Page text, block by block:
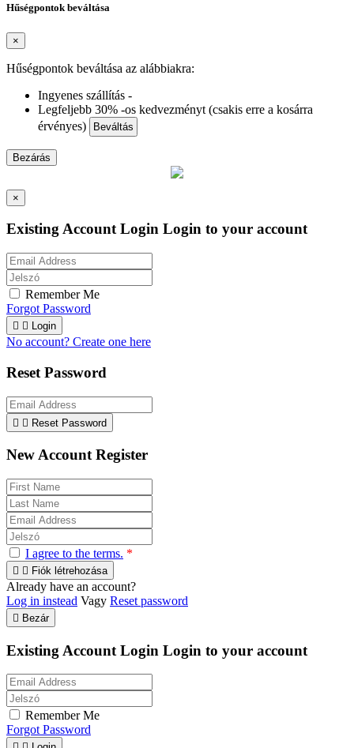
Hűségpontok beváltása
×
Hűségpontok beváltása az alábbiakra:
Ingyenes szállítás -
Legfeljebb 30% -os kedvezményt (csakis erre a kosárra
érvényes)
Beváltás
Bezárás
×
Existing Account Login Login to your account
Remember Me
Forgot Password
  Login
No account? Create one here
Reset Password
  Reset Password
New Account Register
I agree to the terms. *
  Fiók létrehozása
Already have an account?
Log in instead Vagy Reset password
 Bezár
Existing Account Login Login to your account
Remember Me
Forgot Password